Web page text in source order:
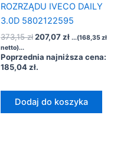
ROZRZĄDU IVECO DAILY
3.0D 5802122595
373,15zł207,07zł ...(168,35zł
netto)...
Poprzednia najniższa cena:
185,04zł.
Dodaj do koszyka